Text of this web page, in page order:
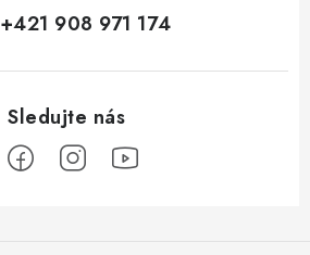
+421 908 971 174